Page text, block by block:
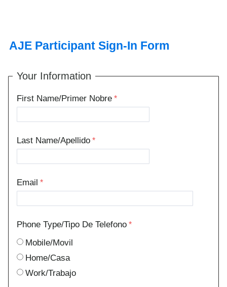
AJE Participant Sign-In Form
Your Information
First Name/Primer Nobre
Last Name/Apellido
Email
Phone Type/Tipo De Telefono
Mobile/Movil
Home/Casa
Work/Trabajo